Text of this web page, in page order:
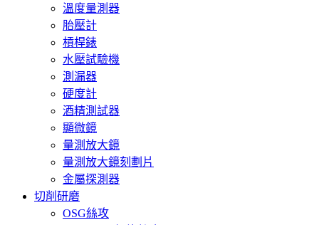
溫度量測器
胎壓計
槓桿錶
水壓試驗機
測漏器
硬度計
酒精測試器
顯微鏡
量測放大鏡
量測放大鏡刻劃片
金屬探測器
切削研磨
OSG絲攻